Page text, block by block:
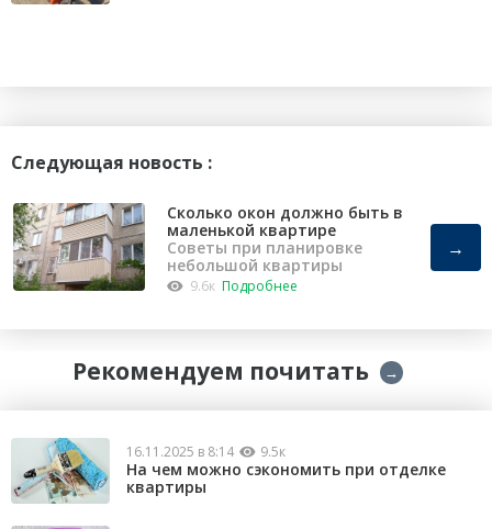
Следующая новость :
Сколько окон должно быть в
маленькой квартире
Советы при планировке
небольшой квартиры
9.6к Подробнее
→
Рекомендуем почитать →
16.11.2025 в 8:14 9.5к
На чем можно сэкономить при отделке
квартиры